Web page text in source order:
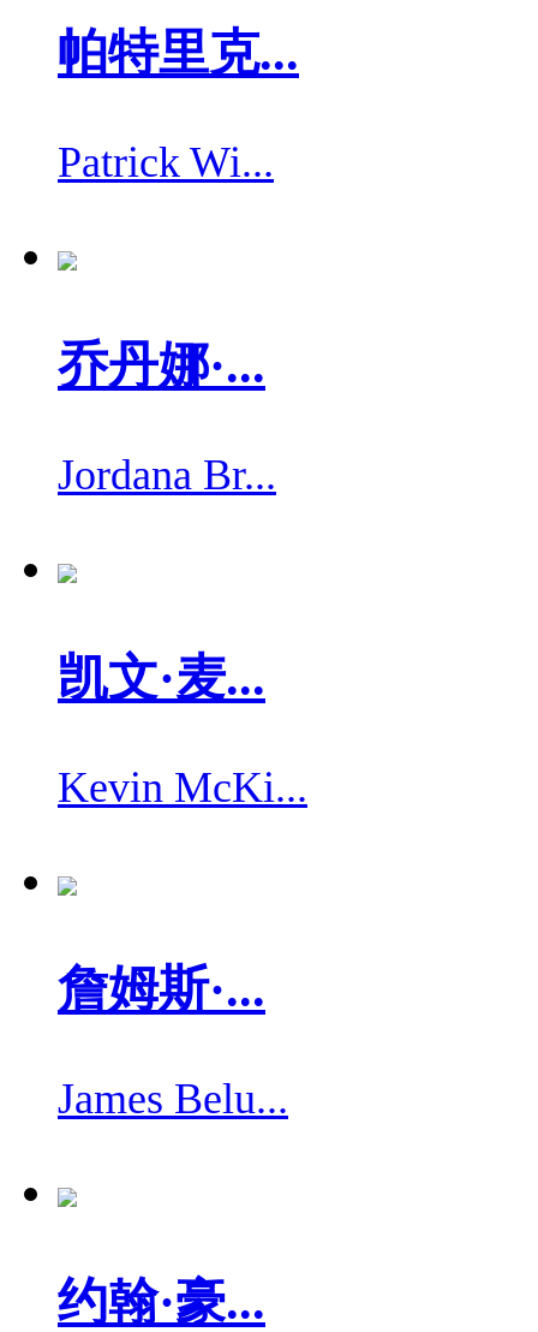
帕特里克...
Patrick Wi...
乔丹娜·...
Jordana Br...
凯文·麦...
Kevin McKi...
詹姆斯·...
James Belu...
约翰·豪...